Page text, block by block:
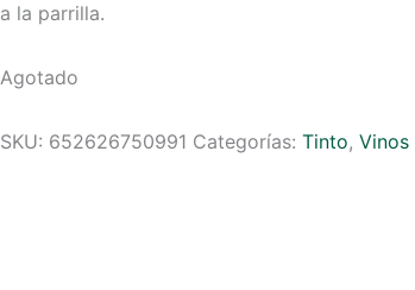
a la parrilla.
Agotado
SKU: 652626750991 Categorías: Tinto, Vinos